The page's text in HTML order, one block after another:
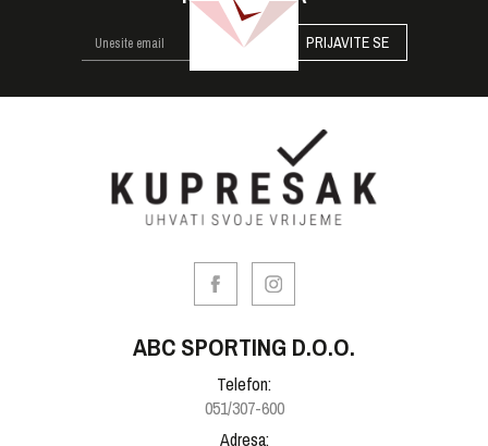
PRIJAVITE SE
ABC SPORTING D.O.O.
Telefon:
051/307-600
Adresa: